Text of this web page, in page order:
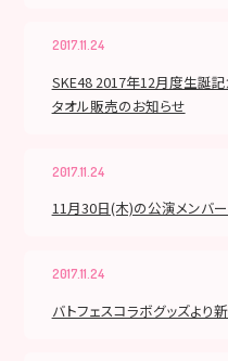
2017.11.24
SKE48 2017年12月度生誕記
タオル販売のお知らせ
2017.11.24
11月30日(木)の公演メンバ
2017.11.24
バトフェスコラボグッズよ